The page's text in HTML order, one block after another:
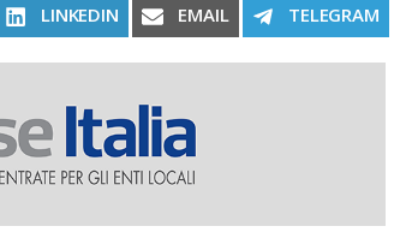
SHARE ON
LINKEDIN SHARE ON
EMAIL SHARE ON
TELEGRAM